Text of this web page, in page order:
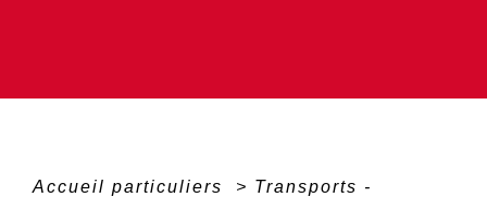
Accueil particuliers > Transports -